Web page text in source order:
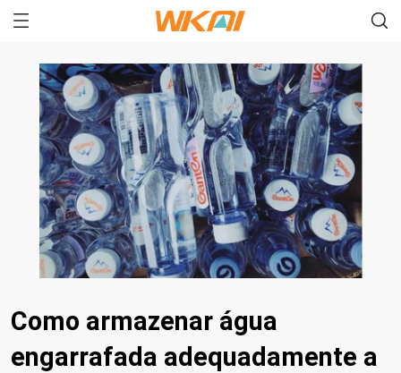
Como armazenar água
engarrafada adequadamente a